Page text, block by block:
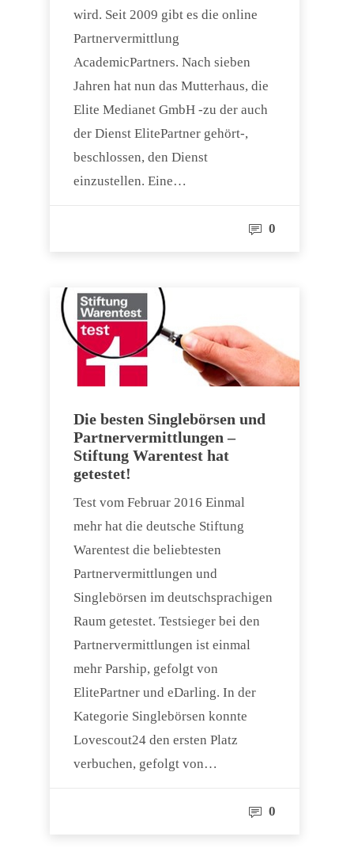
wird. Seit 2009 gibt es die online
Partnervermittlung
AcademicPartners. Nach sieben
Jahren hat nun das Mutterhaus, die
Elite Medianet GmbH -zu der auch
der Dienst ElitePartner gehört-,
beschlossen, den Dienst
einzustellen. Eine…
0
Die besten Singlebörsen und
Partnervermittlungen –
Stiftung Warentest hat
getestet!
Test vom Februar 2016 Einmal
mehr hat die deutsche Stiftung
Warentest die beliebtesten
Partnervermittlungen und
Singlebörsen im deutschsprachigen
Raum getestet. Testsieger bei den
Partnervermittlungen ist einmal
mehr Parship, gefolgt von
ElitePartner und eDarling. In der
Kategorie Singlebörsen konnte
Lovescout24 den ersten Platz
verbuchen, gefolgt von…
0